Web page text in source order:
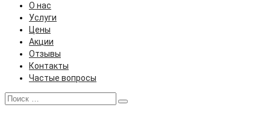
О нас
Услуги
Цены
Акции
Отзывы
Контакты
Частые вопросы